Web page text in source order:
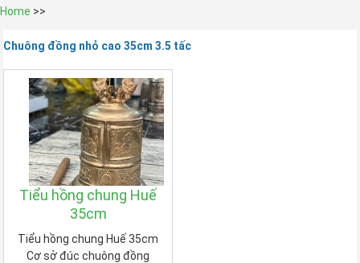
Home >>
Chuông đồng nhỏ cao 35cm 3.5 tấc
Tiểu hồng chung Huế
35cm
Tiểu hồng chung Huế 35cm
Cơ sở đúc chuông đồng